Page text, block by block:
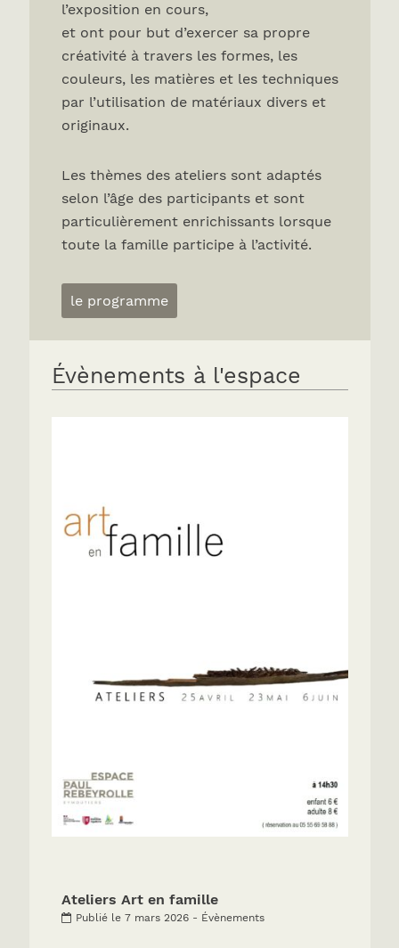
l’exposition en cours,
et ont pour but d’exercer sa propre
créativité à travers les formes, les
couleurs, les matières et les techniques
par l’utilisation de matériaux divers et
originaux.
Les thèmes des ateliers sont adaptés
selon l’âge des participants et sont
particulièrement enrichissants lorsque
toute la famille participe à l’activité.
le programme
Évènements à l'espace
Ateliers Art en famille
Publié le 7 mars 2026 - Évènements